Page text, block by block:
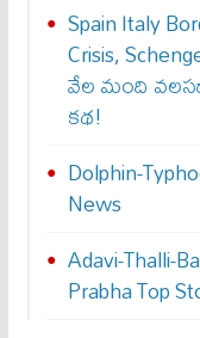
Spain Italy
Crisis,
వేల మంది
కథ!
Dolphin-
News
Adavi-Thalli-
Prabha Top